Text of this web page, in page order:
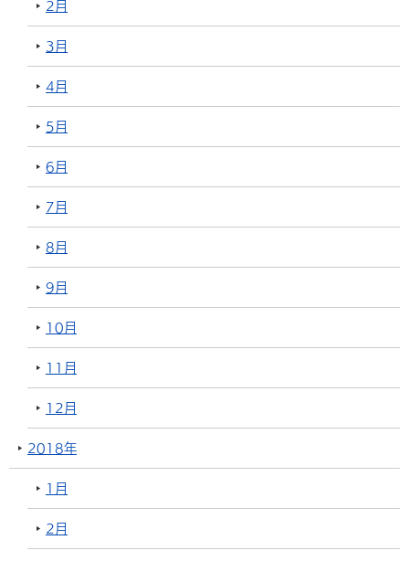
2月
3月
4月
5月
6月
7月
8月
9月
10月
11月
12月
2018年
1月
2月